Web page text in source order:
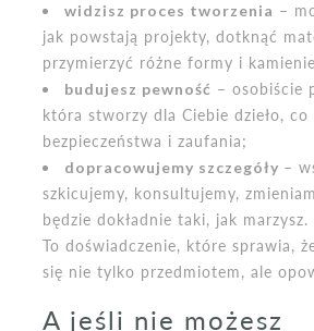
widzisz proces tworzenia –
jak powstają projekty, dotknąć
przymierzyć różne formy i
budujesz pewność – osobiście
która stworzy dla Ciebie dzieło, co
bezpieczeństwa i zaufania;
dopracowujemy szczegóły –
szkicujemy, konsultujemy,
będzie dokładnie taki, jak marzysz.
To doświadczenie, które sprawia,
się nie tylko przedmiotem, ale
A jeśli nie możesz